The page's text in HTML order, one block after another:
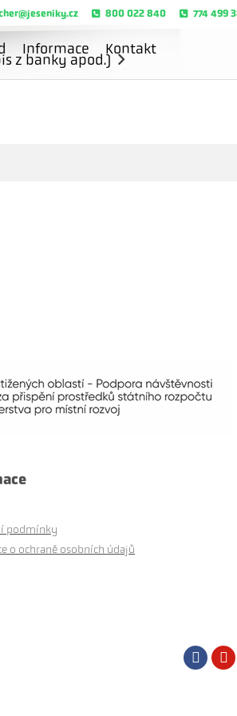
800 022 840 774 499
Informace Kontakt
z banky apod.)
podmínky
o ochraně osobních údajů